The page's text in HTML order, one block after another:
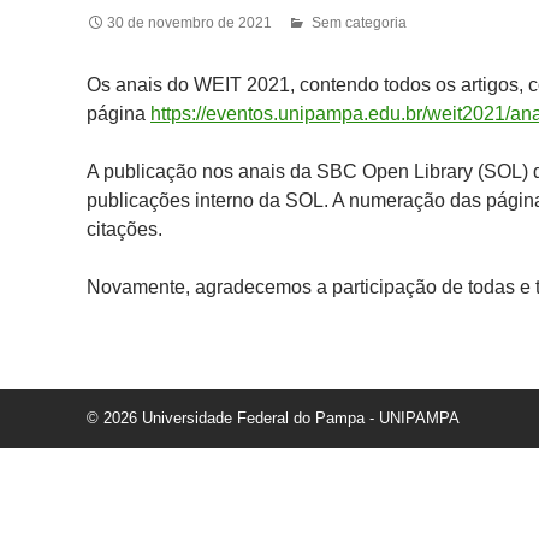
30 de novembro de 2021 Sem categoria
Os anais do WEIT 2021, contendo todos os
página https://eventos.unipampa.edu.br/weit2021/
A publicação nos anais da SBC Open Library
publicações interno da SOL. A numeração das
citações.
Novamente, agradecemos a participação de todas
© 2026 Universidade Federal do Pampa - UNIPAMPA